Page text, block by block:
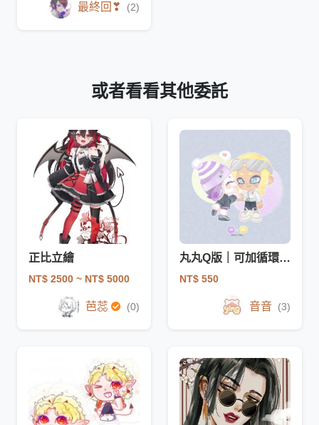
最終回❣ (2)
或者看看其他委託
正比立繪
NT$ 2500 ~ NT$ 5000
芭蕊 (0)
丸丸Q版｜可加循環動態
NT$ 550
音音 (3)